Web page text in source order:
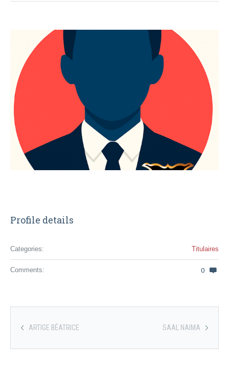
Profile details
Categories: Titulaires
Comments: 0
SAAL NAIMA
ARTIGE BÉATRICE